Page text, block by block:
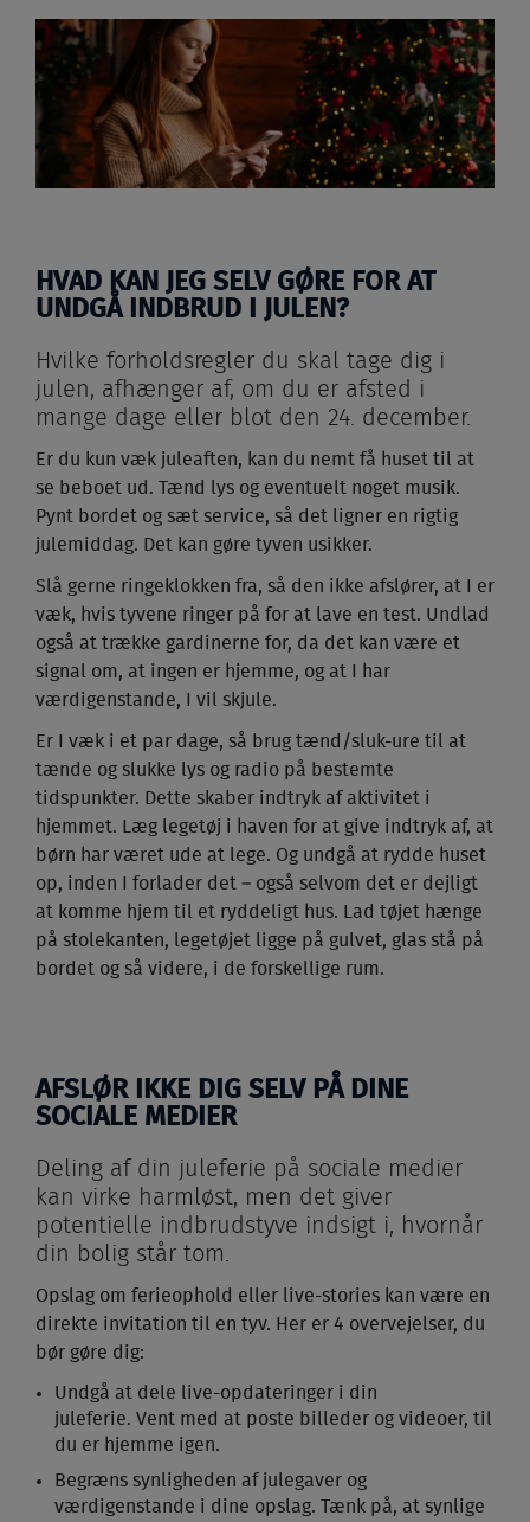
HVAD KAN JEG SELV GØRE FOR AT
UNDGÅ INDBRUD I JULEN?
Hvilke forholdsregler du skal tage dig i
julen, afhænger af, om du er afsted i
mange dage eller blot den 24. december.
Er du kun væk juleaften, kan du nemt få huset til at
se beboet ud. Tænd lys og eventuelt noget musik.
Pynt bordet og sæt service, så det ligner en rigtig
julemiddag. Det kan gøre tyven usikker.
Slå gerne ringeklokken fra, så den ikke afslører, at I er
væk, hvis tyvene ringer på for at lave en test. Undlad
også at trække gardinerne for, da det kan være et
signal om, at ingen er hjemme, og at I har
værdigenstande, I vil skjule.
Er I væk i et par dage, så brug tænd/sluk-ure til at
tænde og slukke lys og radio på bestemte
tidspunkter. Dette skaber indtryk af aktivitet i
hjemmet. Læg legetøj i haven for at give indtryk af, at
børn har været ude at lege. Og undgå at rydde huset
op, inden I forlader det – også selvom det er dejligt
at komme hjem til et ryddeligt hus. Lad tøjet hænge
på stolekanten, legetøjet ligge på gulvet, glas stå på
bordet og så videre, i de forskellige rum.
AFSLØR IKKE DIG SELV PÅ DINE
SOCIALE MEDIER
Deling af din juleferie på sociale medier
kan virke harmløst, men det giver
potentielle indbrudstyve indsigt i, hvornår
din bolig står tom.
Opslag om ferieophold eller live-stories kan være en
direkte invitation til en tyv. Her er 4 overvejelser, du
bør gøre dig:
Undgå at dele live-opdateringer i din
juleferie. Vent med at poste billeder og videoer, til
du er hjemme igen.
Begræns synligheden af julegaver og
værdigenstande i dine opslag. Tænk på, at synlige